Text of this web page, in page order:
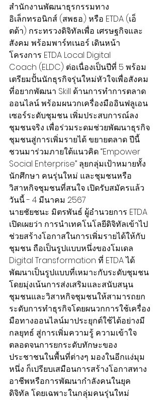
สำนักงานพัฒนาธุรกรรมทาง
อิเล็กทรอนิกส์ (สพธอ.) หรือ ETDA (เอ็
ตด้า) กระทรวงดิจิทัลเพื่อ เศรษฐกิจและ
สังคม พร้อมพาร์ทเนอร์ เดินหน้า
โครงการ ETDA Local Digital
Coach (ELDC) ต่อเนื่องเป็นปีที่ 5 พร้อม
เตรียมปั้นนักธุรกิจรุ่นใหม่หัวใจเพื่อสังคม
ที่อยากพัฒนา Skill ด้านการทำการตลาด
ออนไลน์ พร้อมผนวกเครื่องมืออินฟลูเอน
เซอร์ระดับชุมชน เพิ่มประสบการณ์ลง
ชุมชนจริง เพื่อร่วมระดมช่วยพัฒนาธุรกิจ
ชุมชนสู่การเพิ่มรายได้ ขยายตลาด ปีนี้
ชวนมาร่วมภายใต้แนวคิด “Empower
Social Enterprise” ลุยกลุ่มเป้าหมายทั้ง
นักศึกษา คนรุ่นใหม่ และชุมชนหรือ
วิสาหกิจชุมชนที่สนใจ เปิดรับสมัครแล้ว
วันนี้ - 4 มีนาคม 2567
นายชัยชนะ มิตรพันธ์ ผู้อำนวยการ ETDA
เปิดเผยว่า การนำเทคโนโลยีดิจิทัลเข้าไป
ช่วยสร้างโอกาสในการเพิ่มรายได้ให้กับ
ชุมชน ถือเป็นรูปแบบหนึ่งของโมเดล
Digital Transformation ที่ ETDA ได้
พัฒนาเป็นรูปแบบที่เหมาะกับระดับชุมชน
โดยมุ่งเน้นการส่งเสริมและสนับสนุน
ชุมชนและวิสาหกิจชุมชนให้สามารถยก
ระดับการทำธุรกิจโดยผนวกการใช้เครื่อง
มือทางออนไลน์มาประยุกต์ใช้ได้อย่างมี
กลยุทธ์ สู่การเพิ่มความรู้ ความเข้าใจ
ตลอดจนการยกระดับทักษะของ
ประชาชนในพื้นที่ต่างๆ มองในอีกแง่มุม
หนึ่ง ก็เปรียบเสมือนการสร้างโอกาสทาง
อาชีพหรือการพัฒนากำลังคนในยุค
ดิจิทัล โดยเฉพาะในกลุ่มคนรุ่นใหม่